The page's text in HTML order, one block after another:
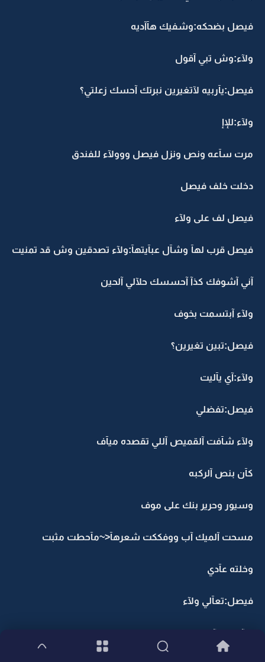
فيصل بضحكه:وشفيك هآآديه
ولآء:وش تبي آقول
فيصل:يآربيه لآتغيرين نبرتك آحسك زعلتي؟
ولآء:للإإ
مرت سآعه ونص ونزل فيصل ووولآء للفندق
دخلت خلف فيصل
فيصل لف على ولآء
فيصل قرب لهآ وشآل عبآيتهآ:ولآء تصدقين وش قد تمنيت
آني آشوفك كذآ آحسسك حلآلي آلحين
ولآء آبتسمت بخوف
فيصل:تبين تغيرين؟
ولآء:آي يآليت
فيصل:تفضلي
ولآء شآفت آلقميص آللي تقصده ميآف
كآن بنص آلركبه
وسيور وحرير بنك على موف
مسحت آلميك آب ووفككت شعرهآ<~مآحطت مثبت
وخلته عآدي
فيصل:تعآلي ولآء
ولآء:ههلآ؟